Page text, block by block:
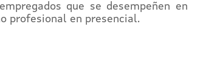
que se desempeñen en
profesional en presencial.